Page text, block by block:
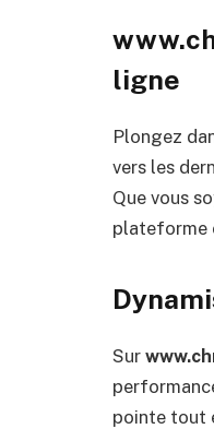
ligne
Plongez
vers les
Que vous
plateforme
Sur
pointe tout